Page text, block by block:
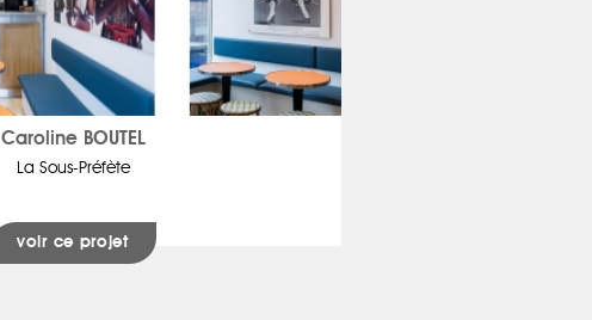
Caroline BOUTEL
La Sous-Préfète
voir ce projet